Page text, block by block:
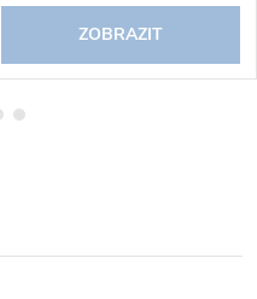
ZOBRAZIT